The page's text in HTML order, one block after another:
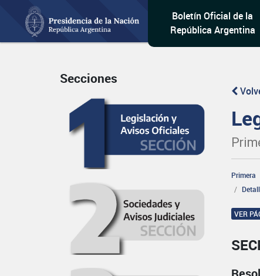
Boletín Oficial de la
República Argentina
Secciones
Primera
VER